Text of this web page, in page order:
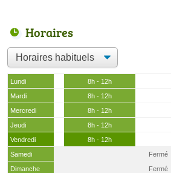
Horaires
Lundi 8h - 12h
Mardi
8h - 12h
Mercredi
8h - 12h
Jeudi
8h - 12h
Vendredi
8h - 12h
Samedi
Fermé
Dimanche
Fermé